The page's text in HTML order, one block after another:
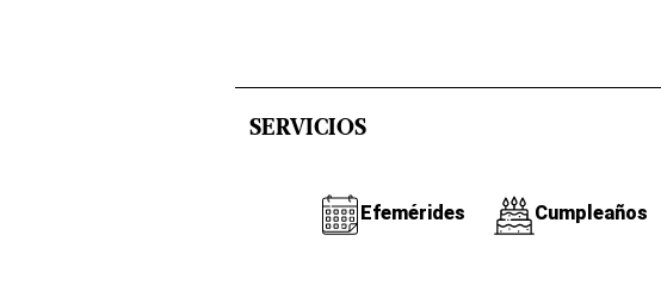
SERVICIOS
Efemérides Cumpleaños